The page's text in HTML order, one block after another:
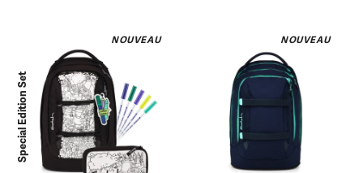
NOUVEAU
Special Edition Set
NOUVEAU